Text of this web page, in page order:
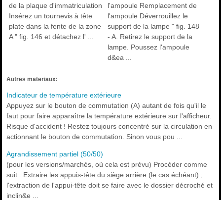
de la plaque d'immatriculation
Insérez un tournevis à tête
plate dans la fente de la zone
A " fig. 146 et détachez l' ...
l'ampoule Remplacement de
l'ampoule Déverrouillez le
support de la lampe " fig. 148
- A. Retirez le support de la
lampe. Poussez l'ampoule
d&ea ...
Autres materiaux:
Indicateur de température extérieure
Appuyez sur le bouton de commutation (A) autant de fois qu'il le
faut pour faire apparaître la température extérieure sur l'afficheur.
Risque d'accident ! Restez toujours concentré sur la circulation en
actionnant le bouton de commutation. Sinon vous pou ...
Agrandissement partiel (50/50)
(pour les versions/marchés, où cela est prévu) Procéder comme
suit : Extraire les appuis-tête du siège arrière (le cas échéant) ;
l'extraction de l'appui-tête doit se faire avec le dossier décroché et
inclin&e ...